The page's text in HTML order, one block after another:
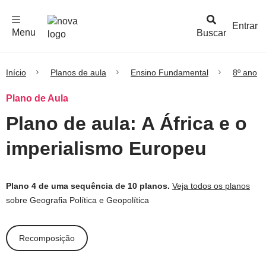
Buscar
Menu
Entrar
Início Planos de aula Ensino Fundamental 8º ano
Plano de Aula
Plano de aula: A África e o
imperialismo Europeu
Plano 4 de uma sequência de 10 planos. Veja todos os planos
sobre Geografia Política e Geopolítica
Recomposição